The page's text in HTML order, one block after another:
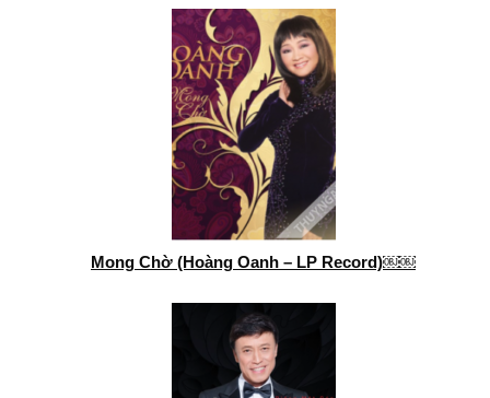
Mong Chờ (Hoàng Oanh – LP Record)￼￼